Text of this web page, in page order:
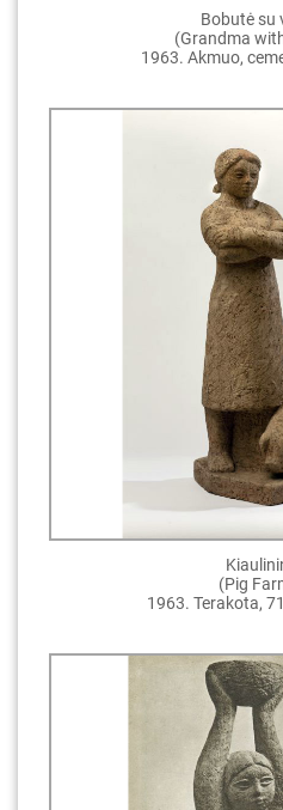
Bobutė su
(Grandma
1963. Akmuo,
(Pig
1963. Terakota,